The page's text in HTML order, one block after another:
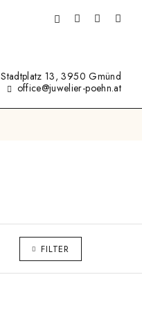
Stadtplatz 13, 3950 Gmünd
office@juwelier-poehn.at
FILTER